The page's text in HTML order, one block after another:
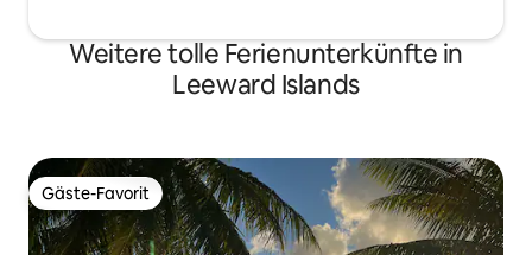
Weitere tolle Ferienunterkünfte in
Leeward Islands
Gäste-Favorit
Gäste-Favorit